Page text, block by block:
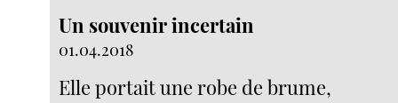
Un souvenir incertain
01.04.2018
Elle portait une robe de brume,